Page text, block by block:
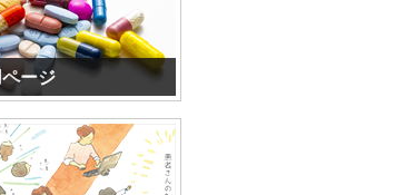
ージ
を入力してください。